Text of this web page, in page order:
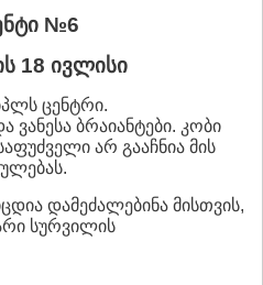
№6
18 ივლისი
ცენტრი.
ვანესა ბრაიანტები. კობი
არ გააჩნია მის
დამეძალებინა მისთვის,
სურვილის